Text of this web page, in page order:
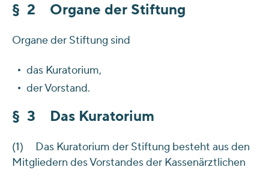
§ 2 Organe der Stiftung
Organe der Stiftung sind
das Kuratorium,
der Vorstand.
§ 3 Das Kuratorium
(1) Das Kuratorium der Stiftung besteht aus den
Mitgliedern des Vorstandes der Kassenärztlichen